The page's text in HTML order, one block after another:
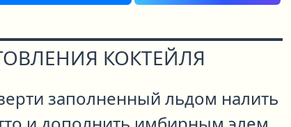
КОКТЕЙЛЯ
заполненный льдом налить